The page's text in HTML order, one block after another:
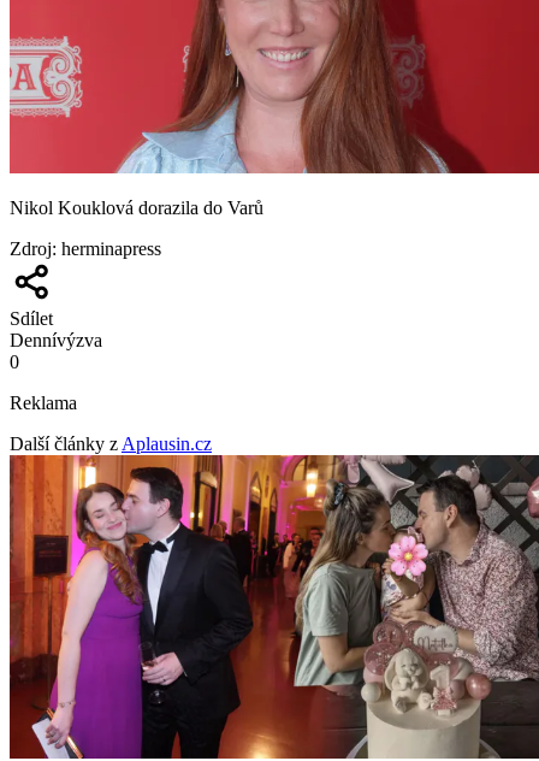
Nikol Kouklová dorazila do Varů
Zdroj: herminapress
Sdílet
Dennívýzva
0
Reklama
Další články z Aplausin.cz